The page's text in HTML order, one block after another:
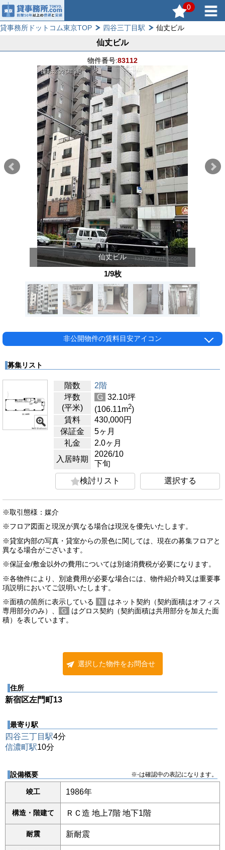
0
貸事務所ドットコム東京TOP 四谷三丁目駅 仙丈ビル
仙丈ビル
物件番号:83112
仙丈ビル
1/9枚
非公開物件の賃料目安アイコン
募集リスト
階数
2階
坪数
(平米)
G 32.10坪
(106.11m2)
賃料
430,000円
保証金
5ヶ月
礼金
2.0ヶ月
入居時期
2026/10
下旬
検討リスト
選択する
※取引態様：媒介
※フロア図面と現況が異なる場合は現況を優先いたします。
※貸室内部の写真・貸室からの景色に関しては、現在の募集フロアと
異なる場合がございます。
※保証金/敷金以外の費用については別途消費税が必要になります。
※各物件により、別途費用が必要な場合には、物件紹介時又は重要事
項説明においてご説明いたします。
※面積の箇所に表示している
N
はネット契約（契約面積はオフィス
専用部分のみ）、
G
はグロス契約（契約面積は共用部分を加えた面
積）を表しています。
選択した物件をお問合せ
住所
新宿区左門町13
最寄り駅
四谷三丁目駅4分
信濃町駅10分
設備概要 ※-は確認中の表記になります。
竣工 1986年
構造・階建て ＲＣ造 地上7階 地下1階
耐震 新耐震